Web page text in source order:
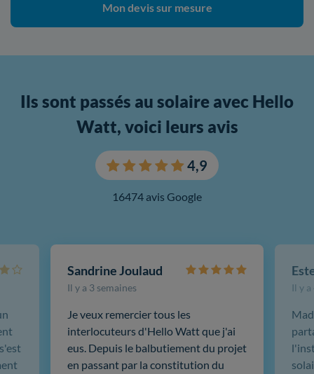
Mon devis sur mesure
Ils sont passés au solaire avec Hello
Watt, voici leurs avis
4,9
16474 avis Google
Sandrine Joulaud
Il y a 3 semaines
Je veux remercier tous les
interlocuteurs d'Hello Watt que j'ai
eus. Depuis le balbutiement du projet
en passant par la constitution du
Il y